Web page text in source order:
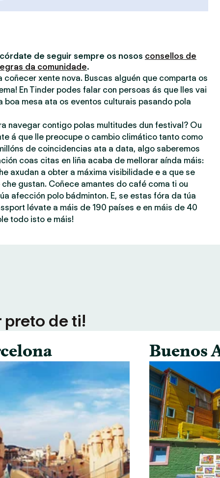
de seguir sempre os nosos consellos de
da comunidade.
coñecer xente nova. Buscas alguén que comparta os
En Tinder podes falar con persoas ás que lles vai
boa mesa ata os eventos culturais pasando pola
navegar contigo polas multitudes dun festival? Ou
á que lle preocupe o cambio climático tanto como
de coincidencias ata a data, algo saberemos
coas citas en liña acaba de mellorar aínda máis:
axudan a obter a máxima visibilidade e a que se
gustan. Coñece amantes do café coma ti ou
afección polo bádminton. E, se estas fóra da túa
lévate a máis de 190 países e en máis de 40
todo isto e máis!
preto de ti!
Buenos